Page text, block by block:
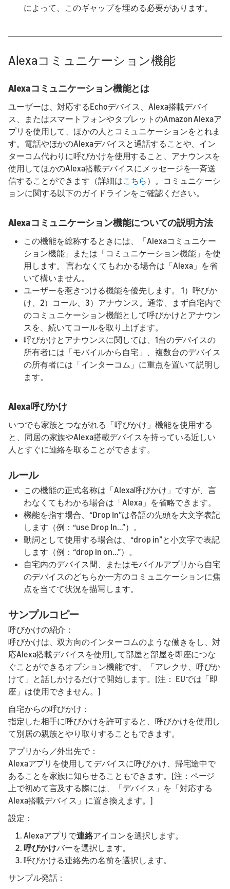
によって、このギャップを埋める必要があります。
Alexaコミュニケーション機能
Alexaコミュニケーション機能とは
ユーザーは、対応するEchoデバイス、Alexa搭載デバイ
ス、またはスマートフォンやタブレットのAmazon Alexaア
プリを使用して、ほかの人とコミュニケーションをとれま
す。電話やほかのAlexaデバイスと通話することや、イン
ターコム代わりに呼びかけを使用すること、アナウンスを
使用してほかのAlexa搭載デバイスにメッセージを一斉送
信することができます（詳細はこちら ）。コミュニケーシ
ョンに関する以下のガイドラインをご確認ください。
Alexaコミュニケーション機能についての説明方法
この機能を総称するときには、「Alexaコミュニケー
ション機能」または「コミュニケーション機能」を使
用します。 言わなくてもわかる場合は「Alexa」を省
いて構いません。
ユーザーを惹きつける機能を優先します。 1）呼びか
け、2）コール、3）アナウンス。通常、まず自宅内で
のコミュニケーション機能として呼びかけとアナウン
スを、続いてコールを取り上げます。
呼びかけとアナウンスに関しては、1台のデバイスの
所有者には「モバイルから自宅」、複数台のデバイス
の所有者には「インターコム」に重点を置いて説明し
ます。
Alexa呼びかけ
いつでも家族とつながれる「呼びかけ」機能を使用する
と、同居の家族やAlexa搭載デバイスを持っている近しい
人とすぐに連絡を取ることができます。
ルール
この機能の正式名称は「Alexa呼びかけ」ですが、言
わなくてもわかる場合は「Alexa」を省略できます。
機能を指す場合、“Drop In”は各語の先頭を大文字表記
します（例：“use Drop In...”）。
動詞として使用する場合は、“drop in”と小文字で表記
します（例：“drop in on...”）。
自宅内のデバイス間、またはモバイルアプリから自宅
のデバイスのどちらか一方のコミュニケーションに焦
点を当てて状況を描写します。
サンプルコピー
呼びかけの紹介：
呼びかけは、双方向のインターコムのような働きをし、対
応Alexa搭載デバイスを使用して部屋と部屋を即座につな
ぐことができるオプション機能です。「アレクサ、呼びか
けて」と話しかけるだけで開始します。[注： EUでは「即
座」は使用できません。]
自宅からの呼びかけ：
指定した相手に呼びかけを許可すると、呼びかけを使用し
て別居の親族とやり取りすることもできます。
アプリから／外出先で：
Alexaアプリを使用してデバイスに呼びかけ、帰宅途中で
あることを家族に知らせることもできます。[注：ページ
上で初めて言及する際には、「デバイス」を「対応する
Alexa搭載デバイス」に置き換えます。]
設定：
Alexaアプリで連絡アイコンを選択します。
呼びかけバーを選択します。
呼びかける連絡先の名前を選択します。
サンプル発話：